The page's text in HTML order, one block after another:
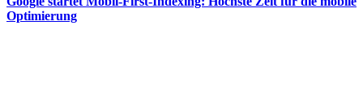
Optimierung